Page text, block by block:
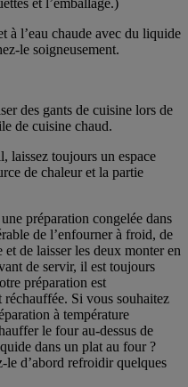
à l’eau chaude avec du liquide
le soigneusement.
des gants de cuisine lors de
de cuisine chaud.
laissez toujours un espace
de chaleur et la partie
préparation congelée dans
de l’enfourner à froid, de
de laisser les deux monter en
de servir, il est toujours
préparation est
Si vous souhaitez
à température
le four au-dessus de
dans un plat au four ?
le d’abord refroidir quelques